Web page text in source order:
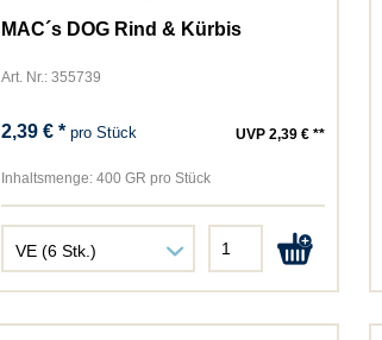
MAC´s DOG Rind & Kürbis
Art. Nr.: 355739
2,39 € *pro Stück UVP 2,39 € **
Inhaltsmenge: 400 GR pro Stück